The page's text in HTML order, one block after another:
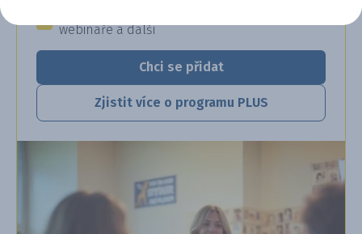
webináře a další
Chci se přidat
Zjistit více o programu PLUS